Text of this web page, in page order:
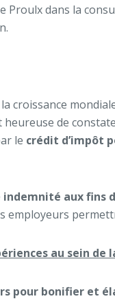
Proulx dans la
croissance
heureuse de
le crédit d’impôt
indemnité aux fins
au sein de
pour bonifier et